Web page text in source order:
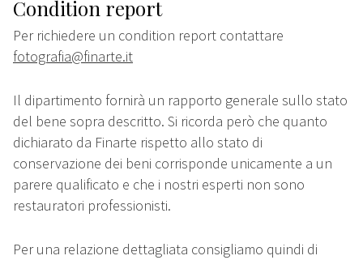
Condition report
Per richiedere un condition report contattare
fotografia@finarte.it
Il dipartimento fornirà un rapporto generale sullo stato
del bene sopra descritto. Si ricorda però che quanto
dichiarato da Finarte rispetto allo stato di
conservazione dei beni corrisponde unicamente a un
parere qualificato e che i nostri esperti non sono
restauratori professionisti.
Per una relazione dettagliata consigliamo quindi di